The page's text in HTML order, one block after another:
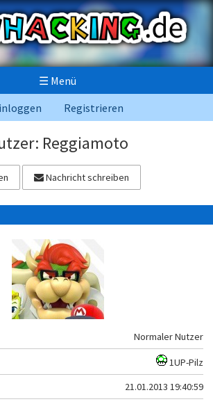
☰ Menü
Registrieren
Reggiamoto
Nachricht schreiben
Normaler Nutzer
1UP-Pilz
21.01.2013 19:40:59